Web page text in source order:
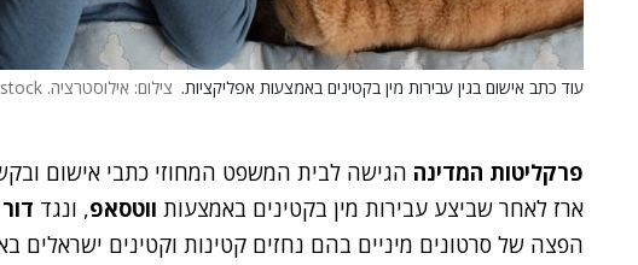
עוד כתב אישום בגין עבירות מין בקטינים באמצעות אפליקציות. צילום: אילוסטרציה. Shutterstock
פרקליטות המדינה הגישה לבית המשפט המחוזי כתבי אישום
ארז לאחר שביצע עבירות מין בקטינים באמצעות ווטסאפ, ונגד
הפצה של סרטונים מיניים בהם נחזים קטינות וקטינים ישראלים